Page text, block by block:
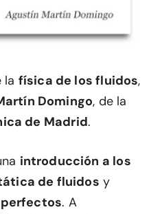
la física de los fluidos,
Domingo, de la
de Madrid.
introducción a los
de fluidos y
. A